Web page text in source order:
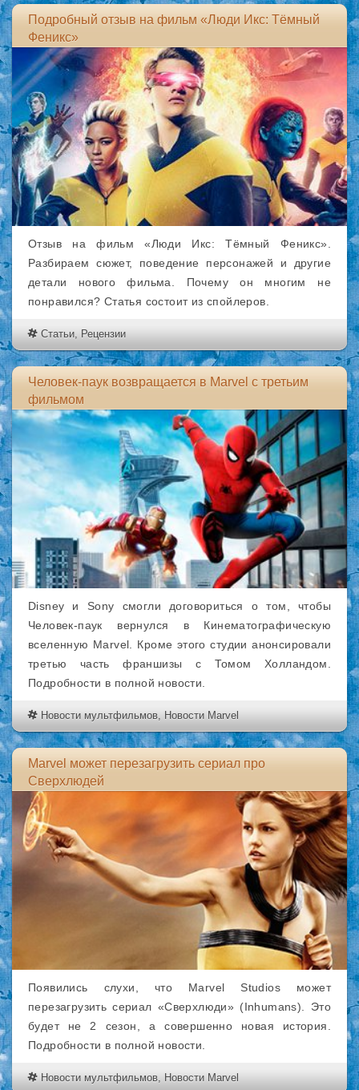
Подробный отзыв на фильм «Люди Икс: Тёмный
Феникс»
Отзыв на фильм «Люди Икс: Тёмный Феникс».
Разбираем сюжет, поведение персонажей и другие
детали нового фильма. Почему он многим не
понравился? Статья состоит из спойлеров.
Статьи, Рецензии
Человек-паук возвращается в Marvel с третьим
фильмом
Disney и Sony смогли договориться о том, чтобы
Человек-паук вернулся в Кинематографическую
вселенную Marvel. Кроме этого студии анонсировали
третью часть франшизы с Томом Холландом.
Подробности в полной новости.
Новости мультфильмов, Новости Marvel
Marvel может перезагрузить сериал про
Сверхлюдей
Появились слухи, что Marvel Studios может
перезагрузить сериал «Сверхлюди» (Inhumans). Это
будет не 2 сезон, а совершенно новая история.
Подробности в полной новости.
Новости мультфильмов, Новости Marvel